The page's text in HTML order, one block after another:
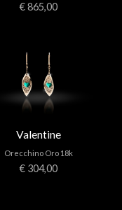
€ 865,00
Valentine
Orecchino Oro 18k
€ 304,00